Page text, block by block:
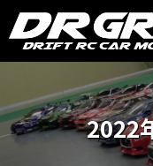
2022